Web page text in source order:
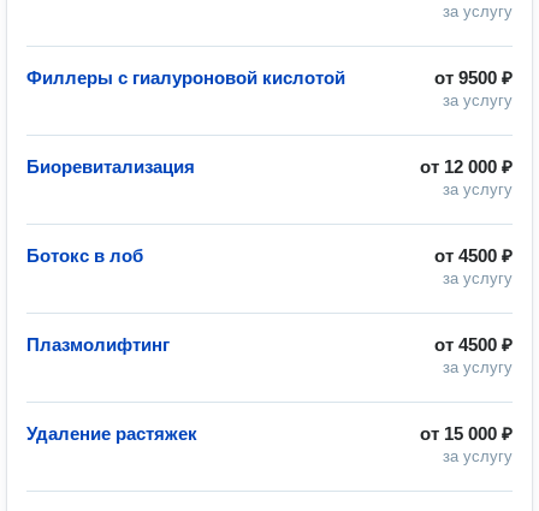
за услугу
от 9500 ₽
за услугу
Филлеры с гиалуроновой кислотой
от 12 000 ₽
за услугу
Биоревитализация
от 4500 ₽
за услугу
Ботокс в лоб
от 4500 ₽
за услугу
Плазмолифтинг
от 15 000 ₽
за услугу
Удаление растяжек